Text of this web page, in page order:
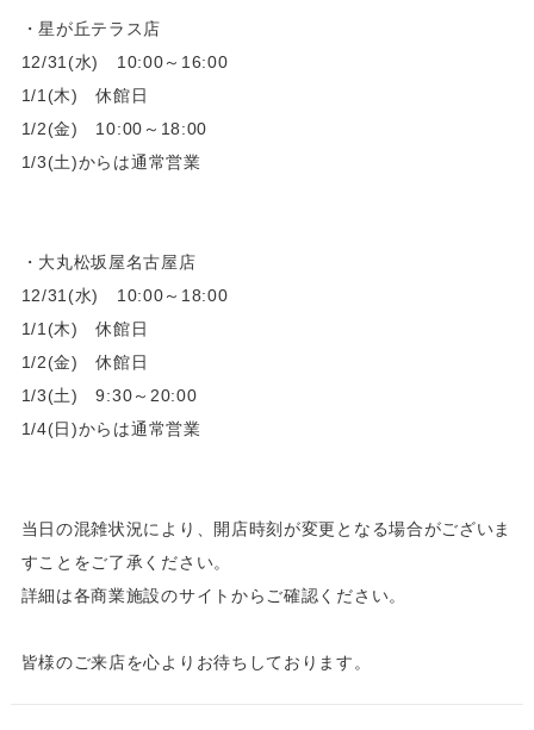
・星が丘テラス店
12/31(水) 10:00～16:00
1/1(木) 休館日
1/2(金) 10:00～18:00
1/3(土)からは通常営業
・大丸松坂屋名古屋店
12/31(水) 10:00～18:00
1/1(木) 休館日
1/2(金) 休館日
1/3(土) 9:30～20:00
1/4(日)からは通常営業
当日の混雑状況により、開店時刻が変更となる場合がございま
すことをご了承ください。
詳細は各商業施設のサイトからご確認ください。
皆様のご来店を心よりお待ちしております。